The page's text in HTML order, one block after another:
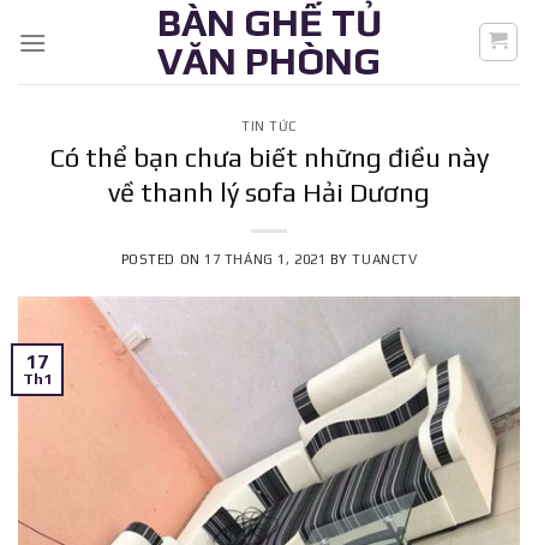
BÀN GHẾ TỦ
VĂN PHÒNG
TIN TỨC
Có thể bạn chưa biết những điều này
về thanh lý sofa Hải Dương
POSTED ON 17 THÁNG 1, 2021 BYTUANCTV
17
Th1